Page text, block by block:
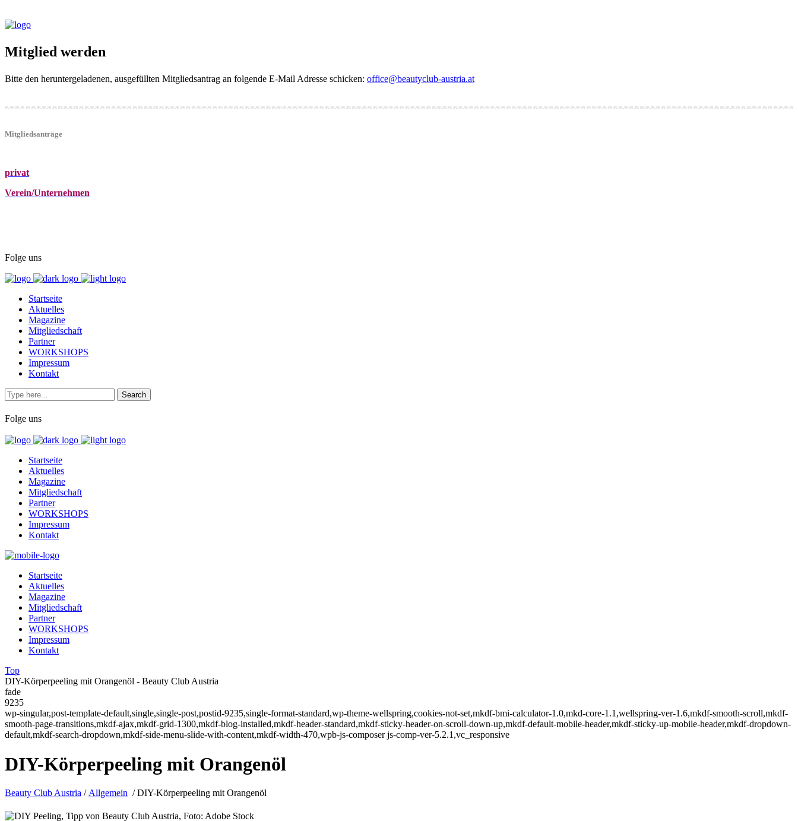
Mitglied werden
Bitte den heruntergeladenen, ausgefüllten Mitgliedsantrag an folgende E-Mail Adresse schicken: office@beautyclub-austria.at
Mitgliedsanträge
privat
Verein/Unternehmen
Folge uns
Startseite
Aktuelles
Magazine
Mitgliedschaft
Partner
WORKSHOPS
Impressum
Kontakt
Folge uns
Startseite
Aktuelles
Magazine
Mitgliedschaft
Partner
WORKSHOPS
Impressum
Kontakt
Startseite
Aktuelles
Magazine
Mitgliedschaft
Partner
WORKSHOPS
Impressum
Kontakt
Top
DIY-Körperpeeling mit Orangenöl - Beauty Club Austria
fade
9235
wp-singular,post-template-default,single,single-post,postid-9235,single-format-standard,wp-theme-wellspring,cookies-not-set,mkdf-bmi-calculator-1.0,mkd-core-1.1,wellspring-ver-1.6,mkdf-smooth-scroll,mkdf-
smooth-page-transitions,mkdf-ajax,mkdf-grid-1300,mkdf-blog-installed,mkdf-header-standard,mkdf-sticky-header-on-scroll-down-up,mkdf-default-mobile-header,mkdf-sticky-up-mobile-header,mkdf-dropdown-
default,mkdf-search-dropdown,mkdf-side-menu-slide-with-content,mkdf-width-470,wpb-js-composer js-comp-ver-5.2.1,vc_responsive
DIY-Körperpeeling mit Orangenöl
Beauty Club Austria / Allgemein /DIY-Körperpeeling mit Orangenöl